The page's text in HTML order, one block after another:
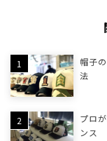
帽子
法
プロ
ンス